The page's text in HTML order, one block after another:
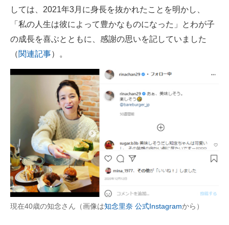
しては、2021年3月に身長を抜かれたことを明かし、
「私の人生は彼によって豊かなものになった」とわが子
の成長を喜ぶとともに、感謝の思いを記していました
（関連記事）。
現在40歳の知念さん（画像は知念里奈 公式Instagramから）